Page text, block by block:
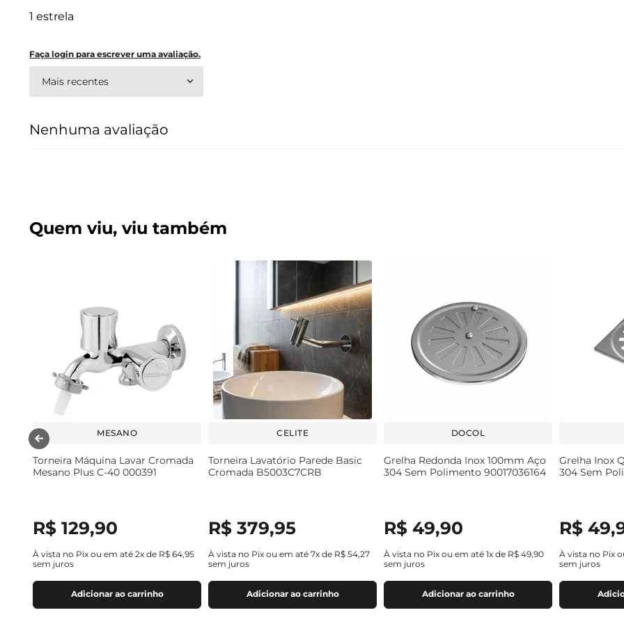
1 estrela
Faça login para escrever uma avaliação.
Mais recentes
Nenhuma avaliação
Quem viu, viu também
MESANO
Torneira Máquina Lavar Cromada
Mesano Plus C-40 000391
R$ 129,90
À vista no Pix ou em até 2x de R$ 64,95
sem juros
Adicionar ao carrinho
CELITE
Torneira Lavatório Parede Basic
Cromada B5003C7CRB
R$ 379,95
À vista no Pix ou em até 7x de R$ 54,27
sem juros
Adicionar ao carrinho
DOCOL
Grelha Redonda Inox 100mm Aço
304 Sem Polimento 90017036164
R$ 49,90
À vista no Pix ou em até 1x de R$ 49,90
sem juros
Adicionar ao carrinho
Grelha Inox
304 Sem
R$ 49,
À vista no Pix
sem juros